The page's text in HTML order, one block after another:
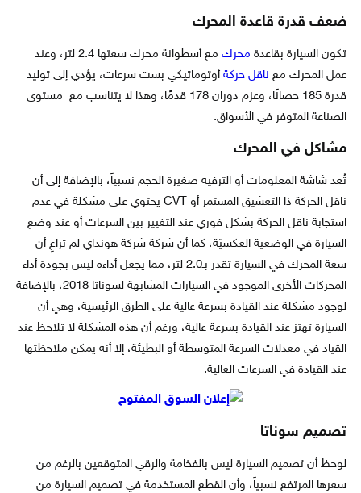
ضعف قدرة قاعدة المحرك
تكون السيارة بقاعدة محرك
مع أسطوانة محرك سعتها 2.4 لتر، وعند
عمل المحرك مع ناقل حركةأوتوماتيكي بست سرعات، يؤدي إلى توليد
قدرة 185 حصانًا، وعزم دوران 178 قدمًا، وهذا لا يتناسب مع مستوى
الصناعة المتوفر في الأسواق.
مشاكل في المحرك
تُعد شاشة المعلومات أو الترفيه صغيرة الحجم نسبياً، بالإضافة إلى أن
ناقل الحركة ذا التعشيق المستمر أو CVT يحتوي على مشكلة في عدم
استجابة ناقل الحركة بشكل فوري عند التغيير بين السرعات أو عند وضع
السيارة في الوضعية العكسيّة، كما أن شركة شركة هونداي لم تراعِ أن
سعة المحرك في السيارة تقدر بـ2.0 لتر، مما يجعل أداءه ليس بجودة أداء
المحركات الأخرى الموجود في السيارات المشابهة لسوناتا 2018، بالإضافة
لوجود مشكلة عند القيادة بسرعة عالية على الطرق الرئيسية، وهي أن
السيارة تهتز عند القيادة بسرعة عالية، ورغم أن هذه المشكلة لا تلاحظ عند
القياد في معدلات السرعة المتوسطة أو البطيئة، إلا أنه يمكن ملاحظتها
عند القيادة في السرعات العالية.
تصميم سوناتا
لوحظ أن تصميم السيارة ليس بالفخامة والرقي المتوقعين بالرغم من
سعرها المرتفع نسبياً، وأن القطع المستخدمة في تصميم السيارة من